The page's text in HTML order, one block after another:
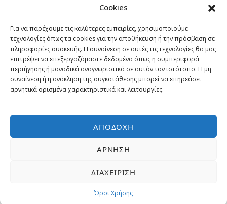
Cookies
Για να παρέχουμε τις καλύτερες εμπειρίες, χρησιμοποιούμε
τεχνολογίες όπως τα cookies για την αποθήκευση ή την πρόσβαση σε
πληροφορίες συσκευής. Η συναίνεση σε αυτές τις τεχνολογίες θα μας
επιτρέψει να επεξεργαζόμαστε δεδομένα όπως η συμπεριφορά
περιήγησης ή μοναδικά αναγνωριστικά σε αυτόν τον ιστότοπο. Η μη
συναίνεση ή η ανάκληση της συγκατάθεσης μπορεί να επηρεάσει
αρνητικά ορισμένα χαρακτηριστικά και λειτουργίες.
ΑΠΟΔΟΧΉ
ΆΡΝΗΣΗ
ΔΙΑΧΕΊΡΙΣΗ
Όροι Χρήσης
Γιατί να κάνετε κράτηση με μας?
Εγγυημένα η χαμηλότερη τιμή
Έμπειροι Ταξιδιωτικοί σύμβουλοι
Επιλεγμένες εκδρομές και
Δωρεάν Υπηρεσίες
Χρειάζεστε βοήθεια;